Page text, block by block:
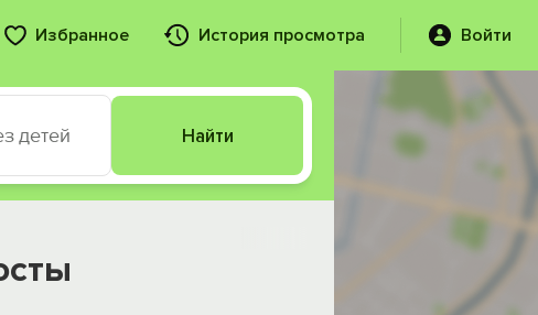
Избранное История просмотра Войти
детей Найти